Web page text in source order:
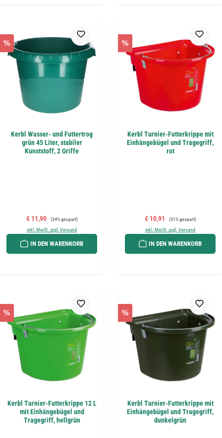
%
Kerbl Wasser- und Futtertrog
grün 45 Liter, stabiler
Kunststoff, 2 Griffe
Verkaufspreis:
€ 11,90 Regulärer Preis:
(34% gespart)
inkl. MwSt. zzgl. Versand
IN DEN WARENKORB
%
Kerbl Turnier-Futterkrippe mit
Einhängebügel und Tragegriff,
rot
Verkaufspreis:
€ 10,91 Regulärer Preis:
(31% gespart)
inkl. MwSt. zzgl. Versand
IN DEN WARENKORB
%
Kerbl Turnier-Futterkrippe 12 L
mit Einhängebügel und
Tragegriff, hellgrün
%
Kerbl Turnier-Futterkrippe mit
Einhängebügel und Tragegriff,
dunkelgrün